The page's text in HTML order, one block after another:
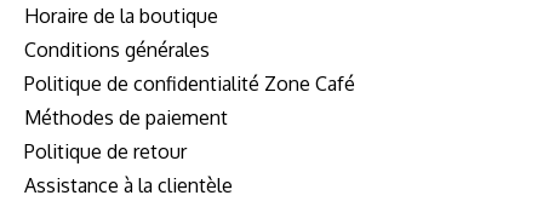
Horaire de la boutique
Conditions générales
Politique de confidentialité Zone Café
Méthodes de paiement
Politique de retour
Assistance à la clientèle